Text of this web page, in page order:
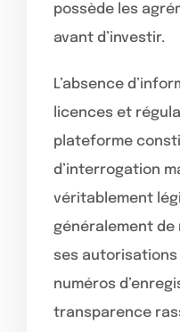
possède les
avant d’investir.
L’absence
licences et
plateforme
d’interrogation
véritablement
généralement
ses
numéros
transparence